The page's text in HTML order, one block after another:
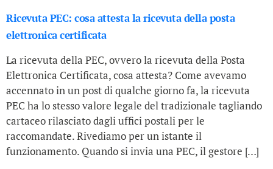
Ricevuta PEC: cosa attesta la ricevuta della posta
elettronica certificata
La ricevuta della PEC, ovvero la ricevuta della Posta
Elettronica Certificata, cosa attesta? Come avevamo
accennato in un post di qualche giorno fa, la ricevuta
PEC ha lo stesso valore legale del tradizionale tagliando
cartaceo rilasciato dagli uffici postali per le
raccomandate. Rivediamo per un istante il
funzionamento. Quando si invia una PEC, il gestore […]